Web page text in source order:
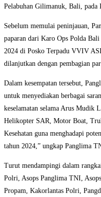
Pelabuhan Gilimanuk, Bali, pada
Sebelum memulai peninjauan,
paparan dari Karo Ops Polda
2024 di Posko Terpadu VVIV
dilanjutkan dengan pembagian
Dalam kesempatan tersebut,
untuk menyediakan berbagai
keselamatan selama Arus Mudik
Helikopter SAR, Motor Boat,
Kesehatan guna menghadapi
tahun 2024,” ungkap Panglima
Turut mendampingi dalam
Polri, Asops Panglima TNI,
Propam, Kakorlantas Polri,